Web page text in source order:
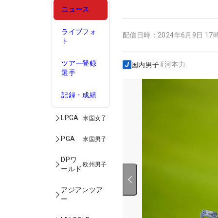
ニュース
ライブフォ
ト
ツアー登録
選手
記録・成績
LPGA 米国女子
PGA 米国男子
DPワ
ールド
欧州男子
アジアンツア
ー
配信日時： 2024年6月9日 17
国内男子#河本力